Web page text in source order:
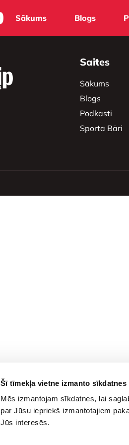
Šī tīmekļa vietne izmanto sīkdatnes
Mēs izmantojam sīkdatnes, lai
par Jūsu iepriekš izmantotajiem
Jūs interesēs.
Sākums Blogs
Saites
Sākums
Blogs
Podkāsti
Sporta Bāri